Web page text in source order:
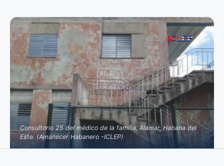
Consultorio 25 del médico de la familia, Alamar, Habana del
Este. (Amanecer Habanero -ICLEP)